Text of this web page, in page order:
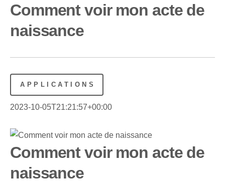
Comment voir mon acte de
naissance
APPLICATIONS
2023-10-05T21:21:57+00:00
Comment voir mon acte de
naissance